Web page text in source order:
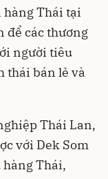
hàng Thái tại
để các thương
người tiêu
thái bán lẻ và
Thái Lan,
với Dek Som
Thái,